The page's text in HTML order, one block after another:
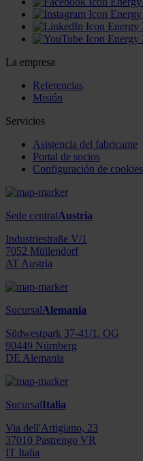
La empresa
Referencias
Misión
Servicios
Asistencia del fabricante
Portal de socios
Configuración de cookies
Sede centralAustria
Industriestraße V/1
7052 Müllendorf
AT Austria
SucursalAlemania
Südwestpark 37-41/1. OG
90449 Nürnberg
DE Alemania
SucursalItalia
Via dell'Artigiano, 23
37010 Pastrengo VR
IT Italia